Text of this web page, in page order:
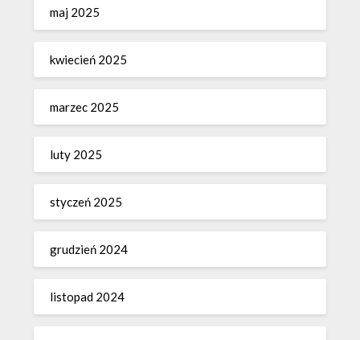
maj 2025
kwiecień 2025
marzec 2025
luty 2025
styczeń 2025
grudzień 2024
listopad 2024